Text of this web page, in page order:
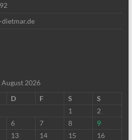
August 2026
D F S
S
1
2
6 7 8
9
13 14 15
16